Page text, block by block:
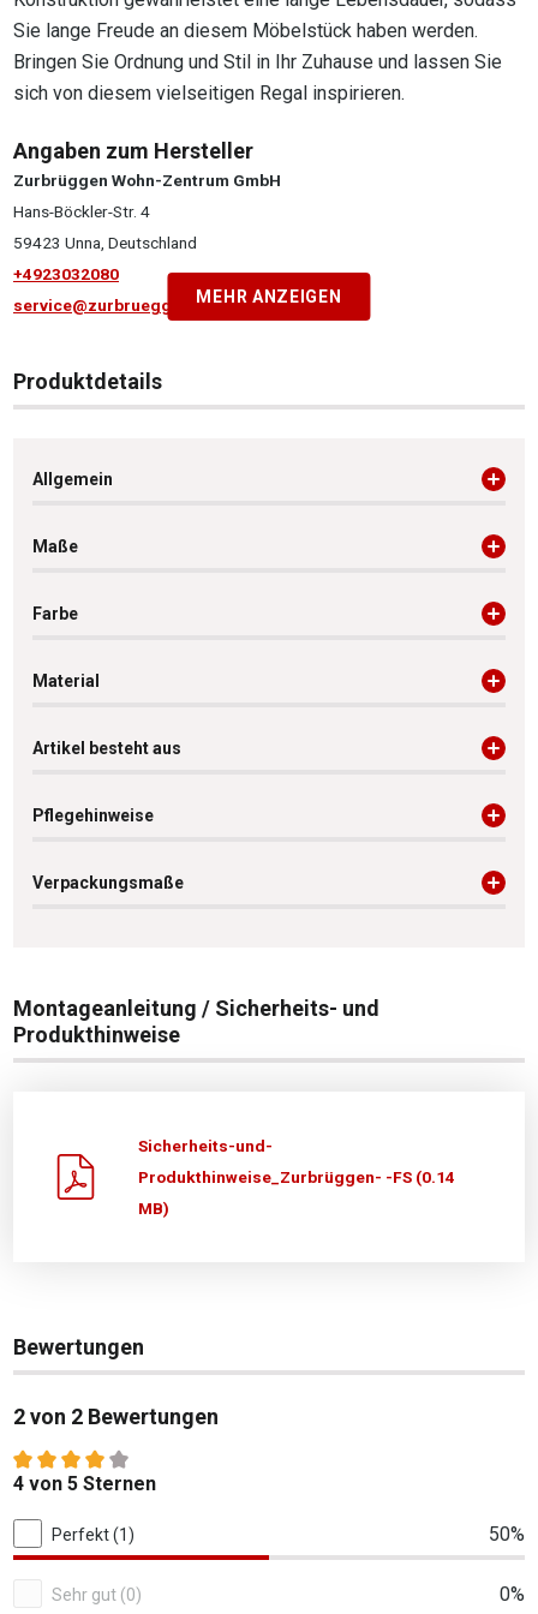
Sie lange Freude an diesem Möbelstück haben werden.
Bringen Sie Ordnung und Stil in Ihr Zuhause und lassen Sie
sich von diesem vielseitigen Regal inspirieren.
Angaben zum Hersteller
Zurbrüggen Wohn-Zentrum GmbH
Hans-Böckler-Str. 4
59423 Unna, Deutschland
+4923032080
service@zurbrueggen.deMEHR ANZEIGEN
Produktdetails
Allgemein
Maße
Farbe
Material
Artikel besteht aus
Pflegehinweise
Verpackungsmaße
Montageanleitung / Sicherheits- und
Produkthinweise
Sicherheits-und-
Produkthinweise_Zurbrüggen- -FS (0.14
MB)
Bewertungen
2 von 2 Bewertungen
Durchschnittliche Bewertung von 4 von 5 Sternen
4 von 5 Sternen
2 von 2 Bewertungen
Perfekt (1) 50%
Sehr gut (0) 0%